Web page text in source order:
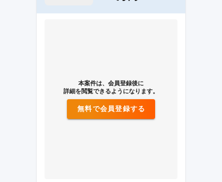
本案件は、会員登録後に
詳細を閲覧できるようになります。
無料で会員登録する